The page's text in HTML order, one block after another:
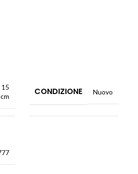
15
cm
CONDIZIONE Nuovo